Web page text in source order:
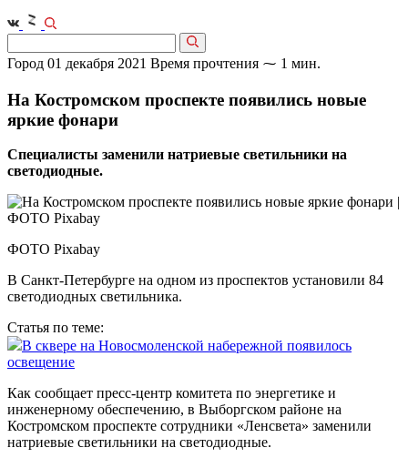
Город 01 декабря 2021 Время прочтения ⁓ 1 мин.
На Костромском проспекте появились новые
яркие фонари
Специалисты заменили натриевые светильники на
светодиодные.
ФОТО Pixabay
В Санкт-Петербурге на одном из проспектов установили 84
светодиодных светильника.
Статья по теме:
В сквере на Новосмоленской набережной появилось
освещение
Как сообщает пресс-центр комитета по энергетике и
инженерному обеспечению, в Выборгском районе на
Костромском проспекте сотрудники «Ленсвета» заменили
натриевые светильники на светодиодные.